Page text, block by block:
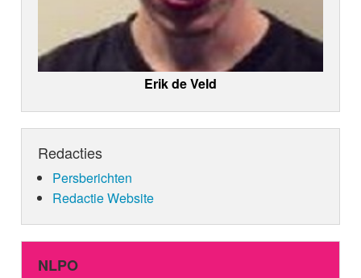
Erik de Veld
Redacties
Persberichten
Redactie Website
NLPO